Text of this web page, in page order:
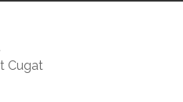
Cugat